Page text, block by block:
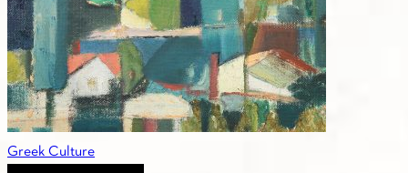
Greek Culture